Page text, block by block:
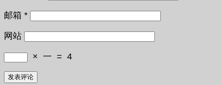
邮箱 *
网站
× 一 = 4